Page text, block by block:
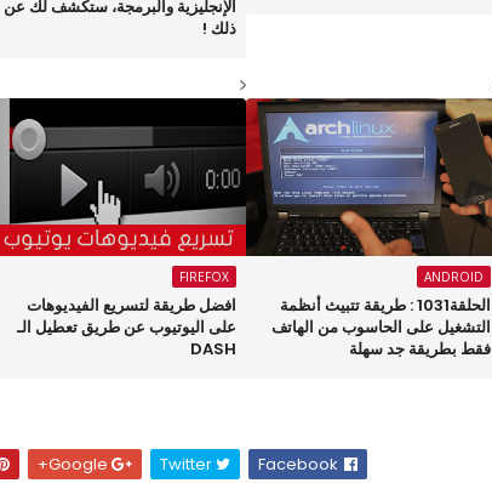
الإنجليزية والبرمجة، ستكشف لك عن
ذلك !
ANDROID
الحلقة1031 : طريقة تتبيث أنظمة
التشغيل على الحاسوب من الهاتف
فقط بطريقة جد سهلة
FIREFOX
افضل طريقة لتسريع الفيديوهات
على اليوتيوب عن طريق تعطيل الـ
DASH
Twitter